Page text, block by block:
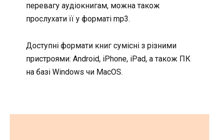
перевагу аудіокнигам, можна також
прослухати її у форматі mp3.
Доступні формати книг сумісні з різними
пристроями: Android, iPhone, iPad, а також ПК
на базі Windows чи MacOS.